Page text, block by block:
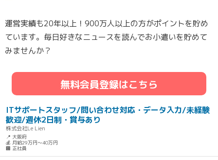
運営実績も20年以上！900万人以上の方がポイントを貯め
ています。毎日好きなニュースを読んでお小遣いを貯めて
みませんか？
無料会員登録はこちら
ITサポートスタッフ/問い合わせ対応・データ入力/未経験
歓迎/週休2日制・賞与あり
株式会社Le Lien
📍 大阪府
💰 月給29万円～40万円
🏢 正社員